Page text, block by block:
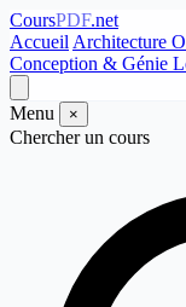
CoursPDF.net
Accueil Architecture
Conception & Génie
Menu ×
Chercher un cours